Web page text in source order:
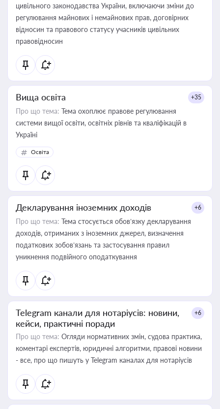
цивільного законодавства України, включаючи зміни до
регулювання майнових і немайнових прав, договірних
відносин та правового статусу учасників цивільних
правовідносин
Вища освіта +35
Про що тема: Тема охоплює правове регулювання
системи вищої освіти, освітніх рівнів та кваліфікацій в
Україні
Освіта
Декларування іноземних доходів +6
Про що тема: Тема стосується обов’язку декларування
доходів, отриманих з іноземних джерел, визначення
податкових зобов’язань та застосування правил
уникнення подвійного оподаткування
Telegram канали для нотаріусів: новини,
кейси, практичні поради
+6
Про що тема: Огляди нормативних змін, судова практика,
коментарі експертів, юридичні алгоритми, правові новини
- все, про що пишуть у Telegram каналах для нотаріусів